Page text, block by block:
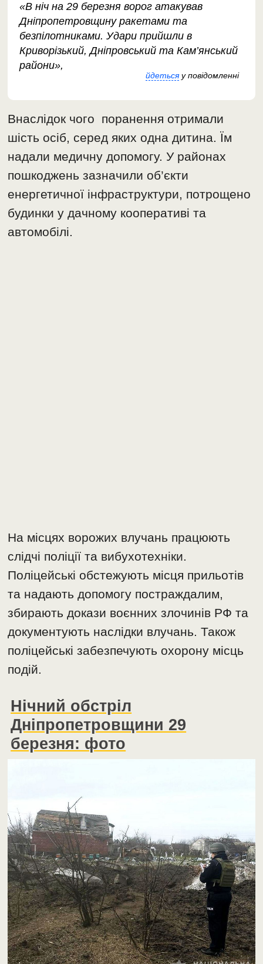
«В ніч на 29 березня ворог атакував
Дніпропетровщину ракетами та
безпілотниками. Удари прийшли в
Криворізький, Дніпровський та Кам’янський
райони»,
йдетьсяу повідомленні
Внаслідок чого поранення отримали
шість осіб, серед яких одна дитина. Їм
надали медичну допомогу. У районах
пошкоджень зазначили об’єкти
енергетичної інфраструктури, потрощено
будинки у дачному кооперативі та
автомобілі.
На місцях ворожих влучань працюють
слідчі поліції та вибухотехніки.
Поліцейські обстежують місця прильотів
та надають допомогу постраждалим,
збирають докази воєнних злочинів РФ та
документують наслідки влучань. Також
поліцейські забезпечують охорону місць
подій.
Нічний обстріл
Дніпропетровщини 29
березня: фото